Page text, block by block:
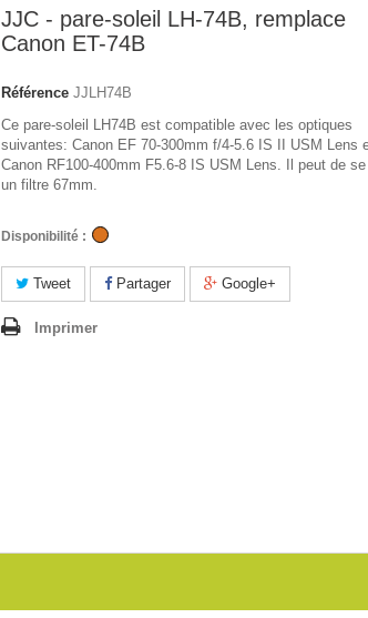
JJC - pare-soleil LH-74B, remplace
Canon ET-74B
Référence JJLH74B
Ce pare-soleil LH74B est compatible avec les optiques
suivantes: Canon EF 70-300mm f/4-5.6 IS II USM Lens
Canon RF100-400mm F5.6-8 IS USM Lens. Il peut de
un filtre 67mm.
Disponibilité :
Tweet Partager Google+
Imprimer